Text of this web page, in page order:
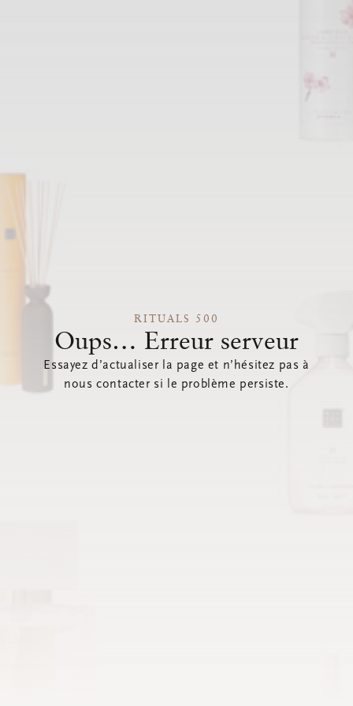
RITUALS 500
Oups… Erreur serveur
Essayez d’actualiser la page et n’hésitez pas à
nous contacter si le problème persiste.